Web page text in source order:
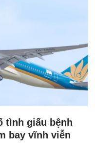
tình giấu bệnh
bay vĩnh viễn